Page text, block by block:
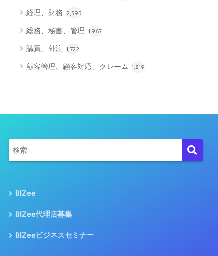
経理、財務 2,395
総務、秘書、管理 1,967
購買、外注 1,722
顧客管理、顧客対応、クレーム 1,819
BIZee
BIZee代理店募集
BIZeeビジネスセミナー